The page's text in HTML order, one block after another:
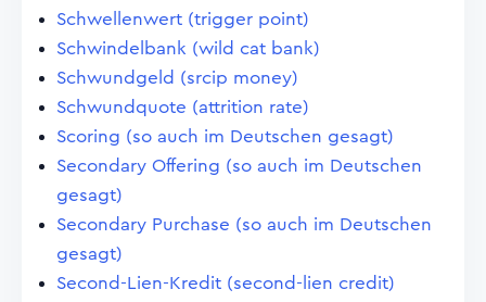
Schwellenwert (trigger point)
Schwindelbank (wild cat bank)
Schwundgeld (srcip money)
Schwundquote (attrition rate)
Scoring (so auch im Deutschen gesagt)
Secondary Offering (so auch im Deutschen
gesagt)
Secondary Purchase (so auch im Deutschen
gesagt)
Second-Lien-Kredit (second-lien credit)